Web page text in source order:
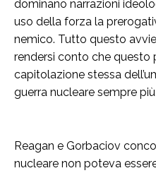
dominano narrazioni
uso della forza la
nemico. Tutto questo
rendersi conto che
capitolazione stessa
guerra nucleare sempre
Reagan e Gorbaciov
nucleare non poteva